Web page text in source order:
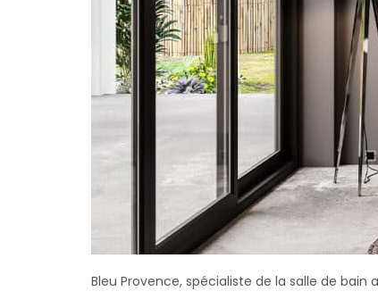
Bleu Provence, spécialiste de la salle de